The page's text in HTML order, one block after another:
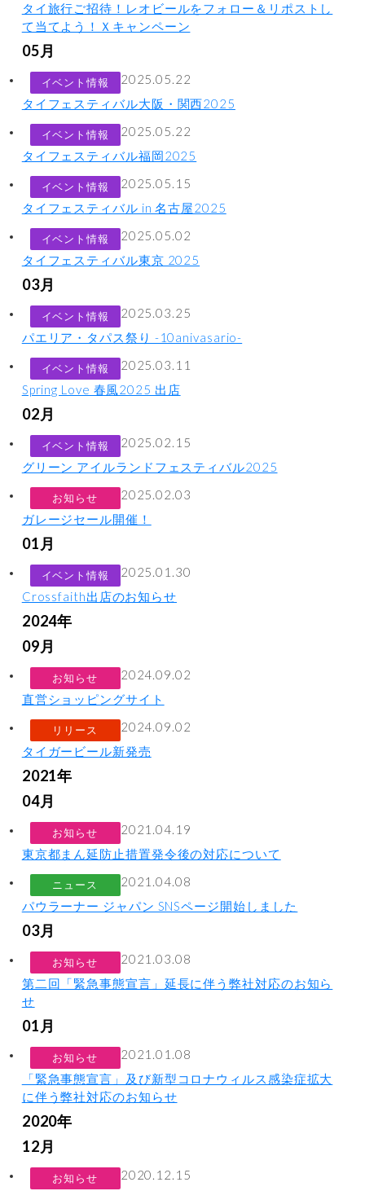
タイ旅行ご招待！レオビールをフォロー＆リポストし
て当てよう！Ｘキャンペーン
05月
2025.05.22
イベント情報
タイフェスティバル大阪・関西2025
2025.05.22
イベント情報
タイフェスティバル福岡2025
2025.05.15
イベント情報
タイフェスティバル in 名古屋2025
2025.05.02
イベント情報
タイフェスティバル東京 2025
03月
2025.03.25
イベント情報
パエリア・タパス祭り -10anivasario-
2025.03.11
イベント情報
Spring Love 春風2025 出店
02月
2025.02.15
イベント情報
グリーン アイルランドフェスティバル2025
2025.02.03
お知らせ
ガレージセール開催！
01月
2025.01.30
イベント情報
Crossfaith出店のお知らせ
2024年
09月
2024.09.02
お知らせ
直営ショッピングサイト
2024.09.02
リリース
タイガービール新発売
2021年
04月
2021.04.19
お知らせ
東京都まん延防止措置発令後の対応について
2021.04.08
ニュース
パウラーナー ジャパン SNSページ開始しました
03月
2021.03.08
お知らせ
第二回「緊急事態宣言」延長に伴う弊社対応のお知ら
せ
01月
2021.01.08
お知らせ
「緊急事態宣言」及び新型コロナウィルス感染症拡大
に伴う弊社対応のお知らせ
2020年
12月
2020.12.15
お知らせ